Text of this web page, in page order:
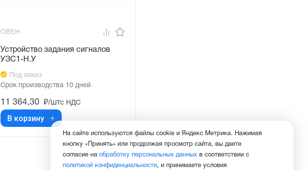
ОВЕН
Устройство задания сигналов
УЗС1-Н.У
Под заказ
Срок производства 10 дней
11 364,30 ₽/штс НДС
В корзину
На сайте используются файлы cookie и Яндекс Метрика. Нажимая
кнопку «Принять» или продолжая просмотр сайта, вы даете
согласие на обработку персональных данных в соответствии с
политикой конфиденциальности, и принимаете условия